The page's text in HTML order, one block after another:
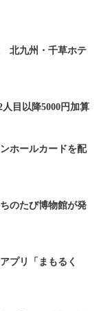
北九州・千草ホテ
目以降5000円加算
ホールカードを配
のたび博物館が発
プリ「まもるく